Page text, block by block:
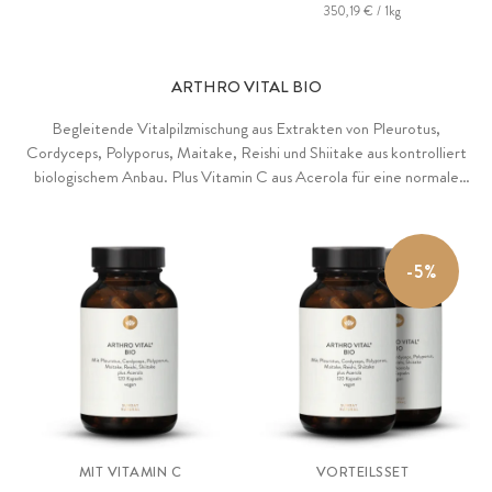
350,19 € / 1kg
ARTHRO VITAL BIO
Begleitende Vitalpilzmischung aus Extrakten von Pleurotus,
Cordyceps, Polyporus, Maitake, Reishi und Shiitake aus kontrolliert
biologischem Anbau. Plus Vitamin C aus Acerola für eine normale
MIT VITAMIN C
-5%
VORTEILSSET